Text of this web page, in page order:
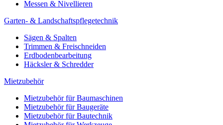
Messen & Nivellieren
Garten- & Landschaftspflegetechnik
Sägen & Spalten
Trimmen & Freischneiden
Erdbodenbearbeitung
Häcksler & Schredder
Mietzubehör
Mietzubehör für Baumaschinen
Mietzubehör für Baugeräte
Mietzubehör für Bautechnik